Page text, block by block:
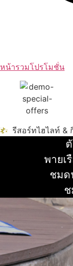
หน้ารวมโปรโมชั่น
รีสอร์ทไฮไลท์ &
พายเ
ชมด
ช